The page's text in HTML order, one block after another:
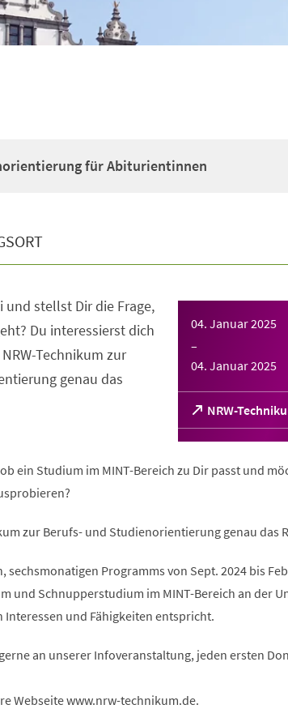
für Abiturientinnen
04. Januar 2025
–
04. Januar 2025
NRW-
(Öffnet
in
einem
Tab)
und stellst Dir die Frage,
Du interessierst dich
Technikum zur
genau das
ein Studium im MINT-Bereich zu Dir passt und
zur Berufs- und Studienorientierung genau das
sechsmonatigen Programms von Sept. 2024 bis
und Schnupperstudium im MINT-Bereich an der
Interessen und Fähigkeiten entspricht.
an unserer Infoveranstaltung, jeden ersten
Webseite www.nrw-technikum.de.